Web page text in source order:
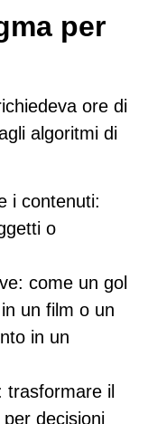
per
ore di
algoritmi di
i contenuti:
o
: come un gol
un film o un
in un
trasformare il
per decisioni